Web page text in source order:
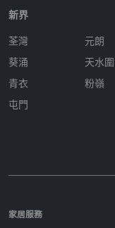
新界
荃灣
葵涌
青衣
屯門
元朗
天水圍
粉嶺
家居服務